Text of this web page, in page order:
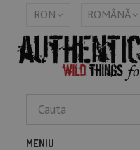
ROMÂNĂ
RON
MENIU